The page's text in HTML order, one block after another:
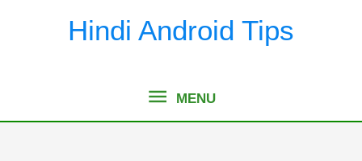
Hindi Android Tips
MENU
MENU